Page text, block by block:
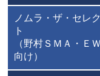
ノムラ・ザ・セレク
ト
（野村ＳＭＡ・ＥＷ
向け）